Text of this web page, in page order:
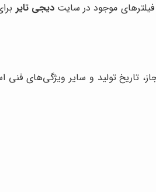
فیلترهای موجود در سایتدیجی تایر
تاریخ تولید و سایر ویژگی‌های